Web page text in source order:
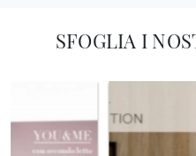
SFOGLIA I